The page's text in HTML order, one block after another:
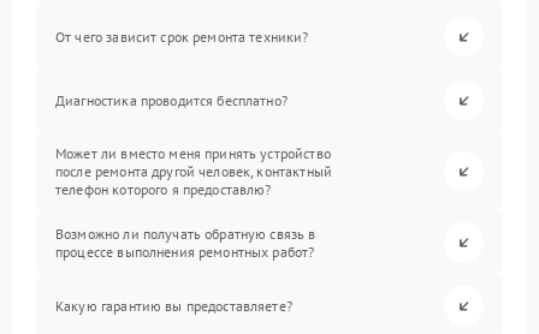
От чего зависит срок ремонта техники?
Диагностика проводится бесплатно?
Может ли вместо меня принять устройство
после ремонта другой человек, контактный
телефон которого я предоставлю?
Возможно ли получать обратную связь в
процессе выполнения ремонтных работ?
Какую гарантию вы предоставляете?